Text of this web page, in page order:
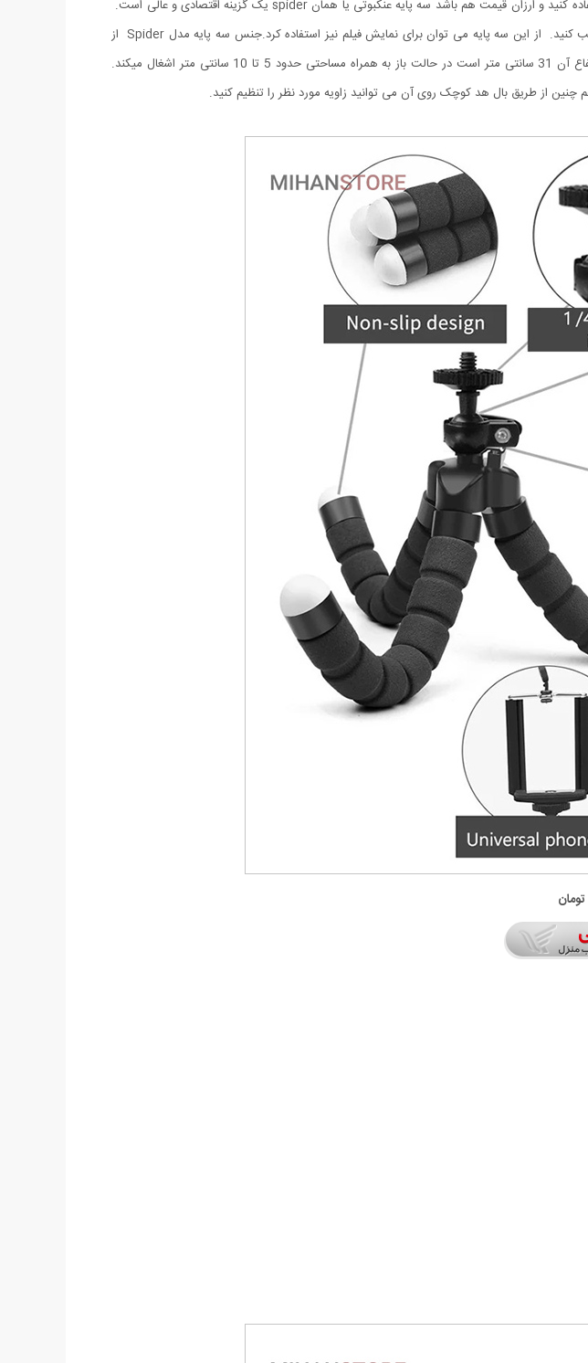
اگر دنبال یک سه پایه گوشی برای فیلمبرداری و عکس برداری هستید که در محیطهای متفاوت بتوانید از آن استفاده کنید و ارزان قیمت هم باشد سه پایه عنکبوتی یا همان spider یک گزینه اقتصادی و عالی است.
این سه پایه دارای پایه های منعطف بوده که قابلیت تغییر جهت را دارد و می توان آن را به سطوح مختلف نصب کنید. از این سه پایه می توان برای نمایش فیلم نیز استفاده کرد.جنس سه پایه مدل Spider از
پلاستیک فشرده ومقاوم است که جنسی مقاوم و سبک وزن است و با سایر سه پایه ها تفاوت دارد. حداقل ارتفاع آن 31 سانتی متر است در حالت باز به همراه مساحتی حدود 5 تا 10 سانتی متر اشغال میکند.